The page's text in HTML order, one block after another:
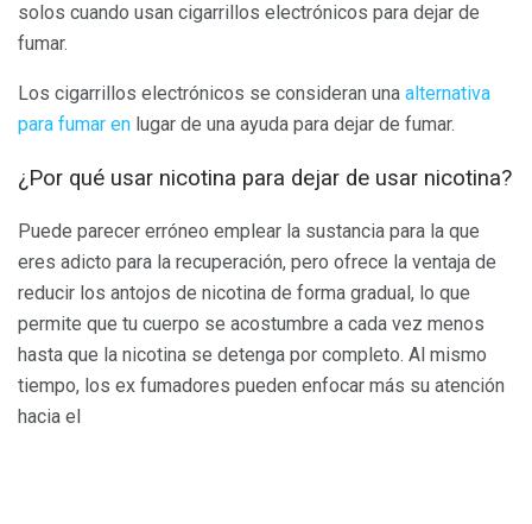
solos cuando usan cigarrillos electrónicos para dejar de
fumar.
Los cigarrillos electrónicos se consideran una alternativa
para fumar en lugar de una ayuda para dejar de fumar.
¿Por qué usar nicotina para dejar de usar nicotina?
Puede parecer erróneo emplear la sustancia para la que
eres adicto para la recuperación, pero ofrece la ventaja de
reducir los antojos de nicotina de forma gradual, lo que
permite que tu cuerpo se acostumbre a cada vez menos
hasta que la nicotina se detenga por completo. Al mismo
tiempo, los ex fumadores pueden enfocar más su atención
hacia el